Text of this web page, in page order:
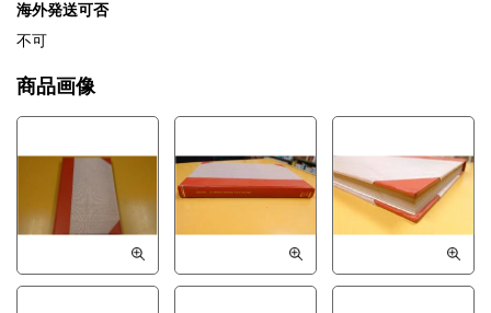
海外発送可否
不可
商品画像